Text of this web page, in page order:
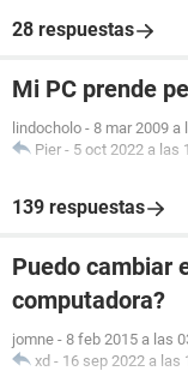
28 respuestas
Mi PC prende
lindocholo - 8 mar 2009 a
Pier - 5 oct 2022 a las
139 respuestas
Puedo cambiar
computadora?
jomne - 8 feb 2015 a las
xd - 16 sep 2022 a las